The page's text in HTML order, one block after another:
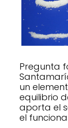
Pregunta
un
equilibrio
aporta el
el